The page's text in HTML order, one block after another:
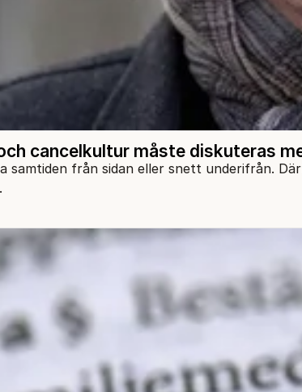
cancelkultur måste diskuteras
från sidan eller snett underifrån.